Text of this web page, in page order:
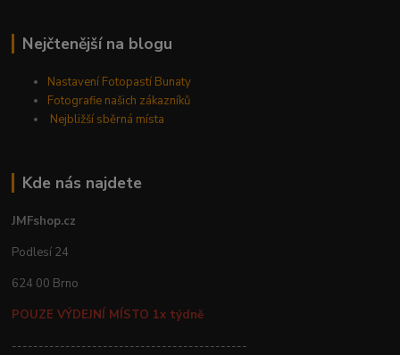
Nejčtenější na blogu
Nastavení Fotopastí Bunaty
Fotografie našich zákazníků
Nejbližší sběrná místa
Kde nás najdete
JMFshop.cz
Podlesí 24
624 00 Brno
POUZE VÝDEJNÍ MÍSTO 1x týdně
--------------------------------------------